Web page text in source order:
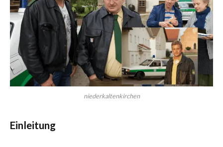
niederkaltenkirchen
Einleitung